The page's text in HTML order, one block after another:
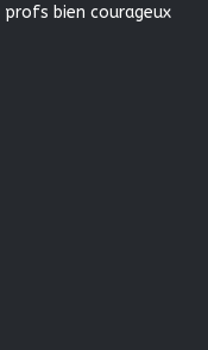
bien courageux